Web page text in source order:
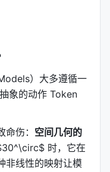
）大多遵循一
象的动作 Token
伤： 空间几何的
时，它在
非线性的映射让模